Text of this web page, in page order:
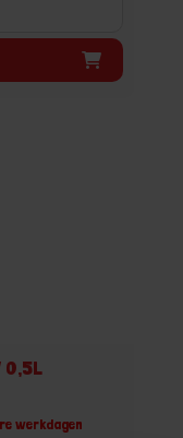
0,5L
werkdagen